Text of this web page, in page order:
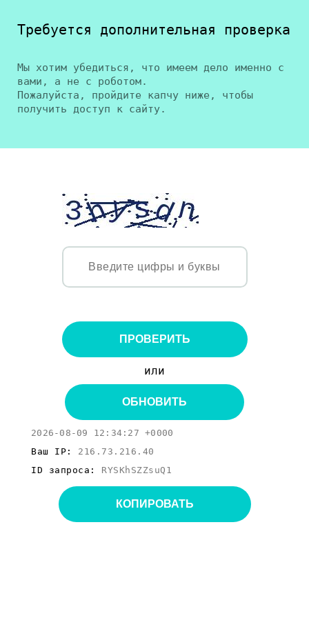
Требуется дополнительная проверка
Мы хотим убедиться, что имеем дело именно с
вами, а не с роботом.
Пожалуйста, пройдите капчу ниже, чтобы
получить доступ к сайту.
ПРОВЕРИТЬ
или
ОБНОВИТЬ
2026-08-09 12:34:27 +0000
Ваш IP: 216.73.216.40
ID запроса: RYSKhSZZsuQ1
КОПИРОВАТЬ